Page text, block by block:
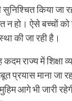
किया जा
न हो। ऐसे बच्चों
की जा रही है।
राज्य में शिक्षा
प्रयास माना
आगे भी जारी